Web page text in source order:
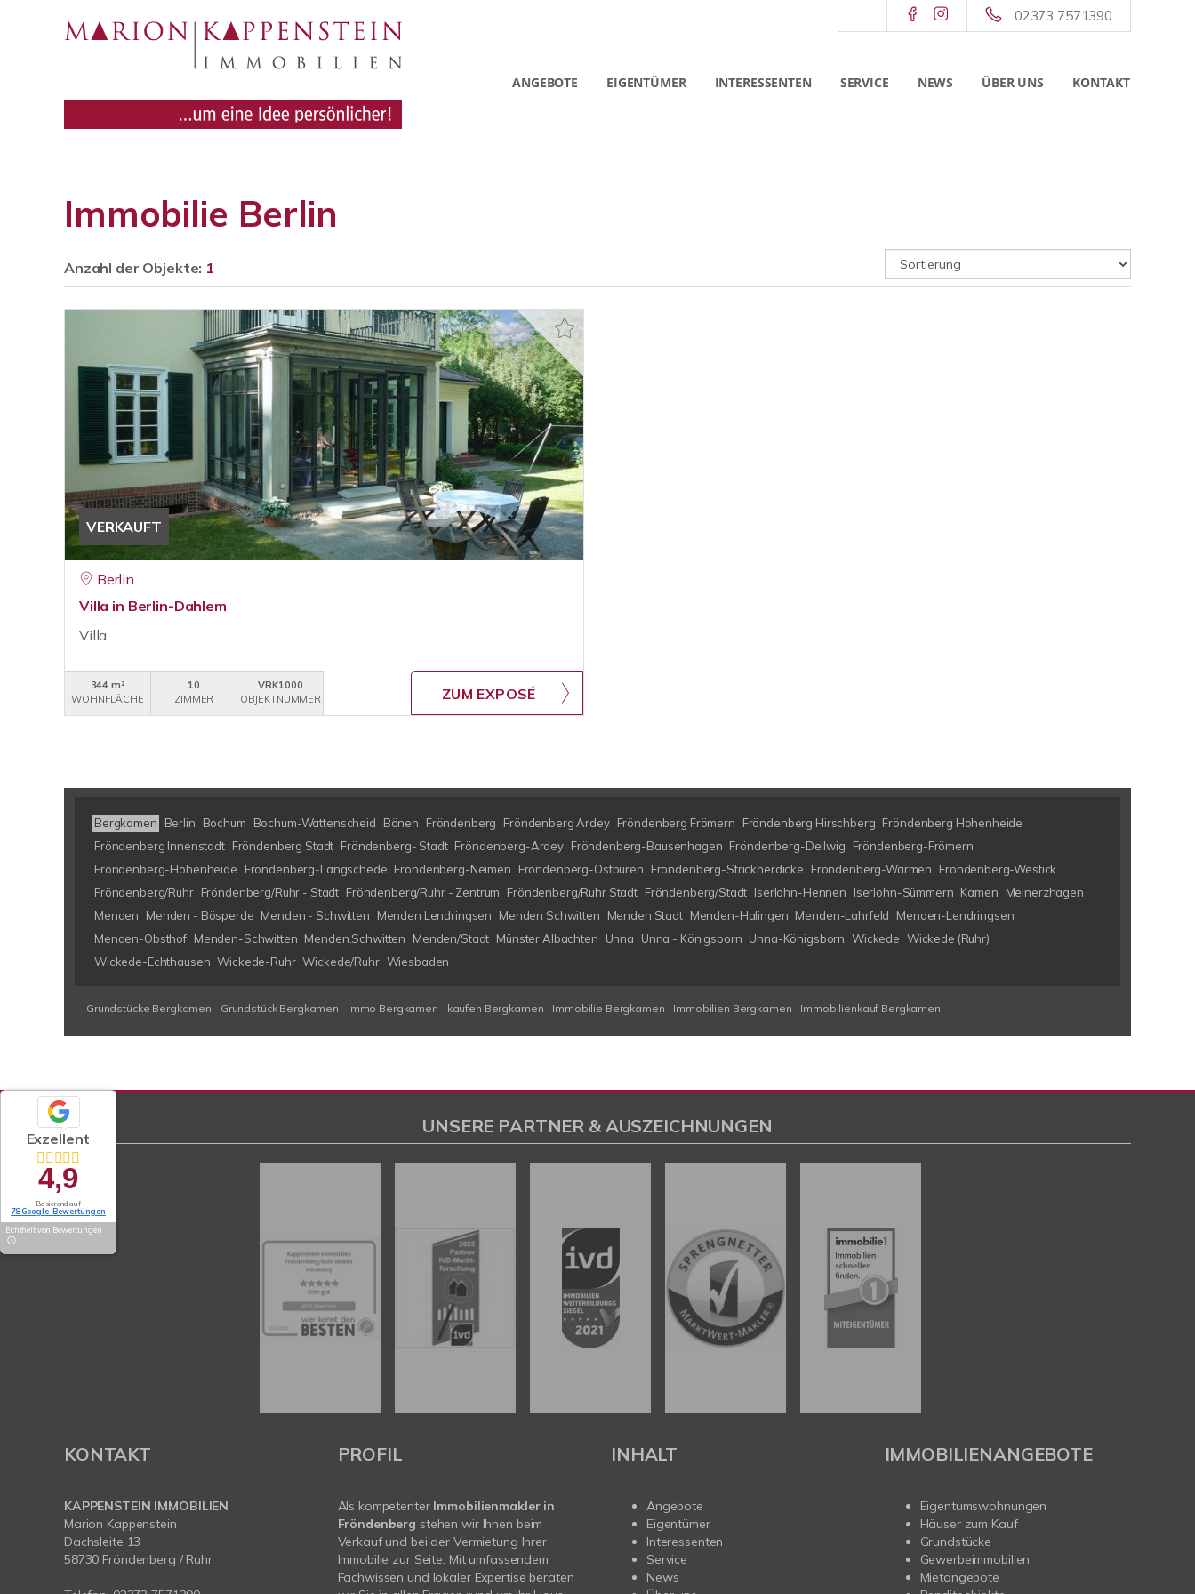
02373 7571390
ANGEBOTE EIGENTÜMER INTERESSENTEN SERVICE NEWS ÜBER UNS KONTAKT
Immobilie Berlin
Anzahl der Objekte: 1
VERKAUFT
Berlin
Villa in Berlin-Dahlem
Villa
344 m²
WOHNFLÄCHE
10
ZIMMER
VRK1000
OBJEKTNUMMER
ZUM EXPOSÉ
Bergkamen Berlin Bochum Bochum-Wattenscheid Bönen Fröndenberg Fröndenberg Ardey Fröndenberg Frömern Fröndenberg Hirschberg Fröndenberg Hohenheide
Fröndenberg Innenstadt Fröndenberg Stadt Fröndenberg- Stadt Fröndenberg-Ardey Fröndenberg-Bausenhagen Fröndenberg-Dellwig
Fröndenberg-Frömern
Fröndenberg-Hohenheide
Fröndenberg-Langschede Fröndenberg-Neimen Fröndenberg-Ostbüren Fröndenberg-Strickherdicke Fröndenberg-Warmen
Fröndenberg-Westick
Fröndenberg/Ruhr Fröndenberg/Ruhr - Stadt Fröndenberg/Ruhr - Zentrum Fröndenberg/Ruhr Stadt Fröndenberg/Stadt Iserlohn-Hennen Iserlohn-Sümmern Kamen
Meinerzhagen
Menden
Menden - Bösperde Menden - Schwitten Menden Lendringsen Menden Schwitten Menden Stadt Menden-Halingen Menden-Lahrfeld
Menden-Lendringsen
Menden-Obsthof Menden-Schwitten Menden.Schwitten Menden/Stadt Münster Albachten Unna Unna - Königsborn Unna-Königsborn Wickede Wickede (Ruhr)
Wickede-Echthausen Wickede-Ruhr Wickede/Ruhr Wiesbaden
Grundstücke Bergkamen Grundstück Bergkamen Immo Bergkamen kaufen Bergkamen Immobilie Bergkamen Immobilien Bergkamen Immobilienkauf Bergkamen
Exzellent
4,9
Basierend auf
78 Google-Bewertungen
Echtheit von Bewertungen
UNSERE PARTNER & AUSZEICHNUNGEN
KONTAKT
KAPPENSTEIN IMMOBILIEN
Marion Kappenstein
Dachsleite 13
58730 Fröndenberg / Ruhr
PROFIL
Als kompetenter Immobilienmakler in
Fröndenberg stehen wir Ihnen beim
Verkauf und bei der Vermietung Ihrer
Immobilie zur Seite. Mit umfassendem
Fachwissen und lokaler Expertise beraten
INHALT
Angebote
Eigentümer
Interessenten
Service
News
IMMOBILIENANGEBOTE
Eigentumswohnungen
Häuser zum Kauf
Grundstücke
Gewerbeimmobilien
Mietangebote